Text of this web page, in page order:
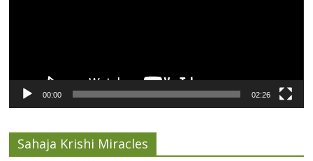
00:00 02:26
Sahaja Krishi Miracles